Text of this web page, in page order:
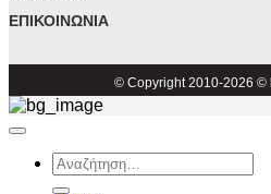
ΕΠΙΚΟΙΝΩΝΊΑ
© Copyright 2010-2026 ©
Αναζήτηση
για: